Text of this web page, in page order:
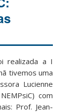
realizada a I
tivemos uma
Lucienne
com
Prof. Jean-